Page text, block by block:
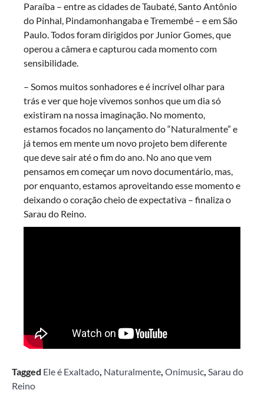
Paraíba – entre as cidades de Taubaté, Santo Antônio
do Pinhal, Pindamonhangaba e Tremembé – e em São
Paulo. Todos foram dirigidos por Junior Gomes, que
operou a câmera e capturou cada momento com
sensibilidade.
– Somos muitos sonhadores e é incrível olhar para
trás e ver que hoje vivemos sonhos que um dia só
existiram na nossa imaginação. No momento,
estamos focados no lançamento do “Naturalmente” e
já temos em mente um novo projeto bem diferente
que deve sair até o fim do ano. No ano que vem
pensamos em começar um novo documentário, mas,
por enquanto, estamos aproveitando esse momento e
deixando o coração cheio de expectativa – finaliza o
Sarau do Reino.
Tagged Ele é Exaltado, Naturalmente, Onimusic, Sarau do
Reino